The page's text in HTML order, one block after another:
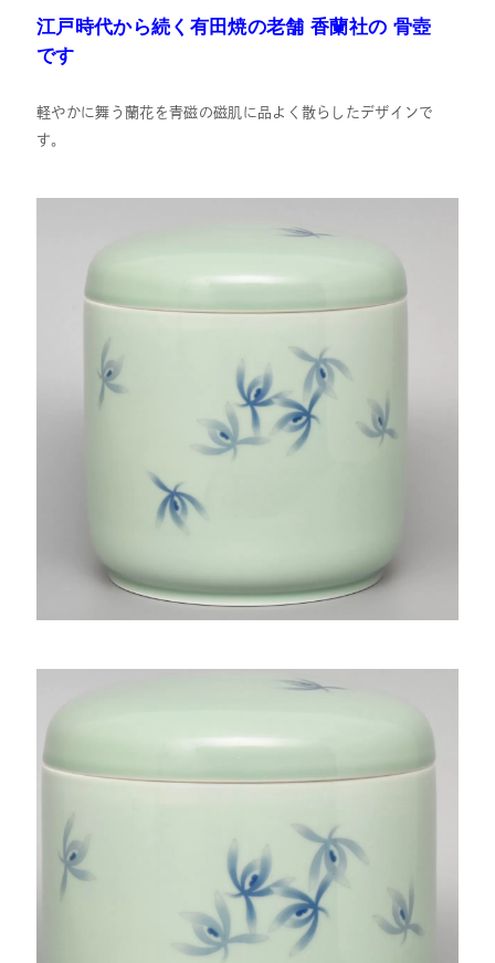
江戸時代から続く有田焼の老舗 香蘭社の 骨壺
です
軽やかに舞う蘭花を青磁の磁肌に品よく散らしたデザインで
す。